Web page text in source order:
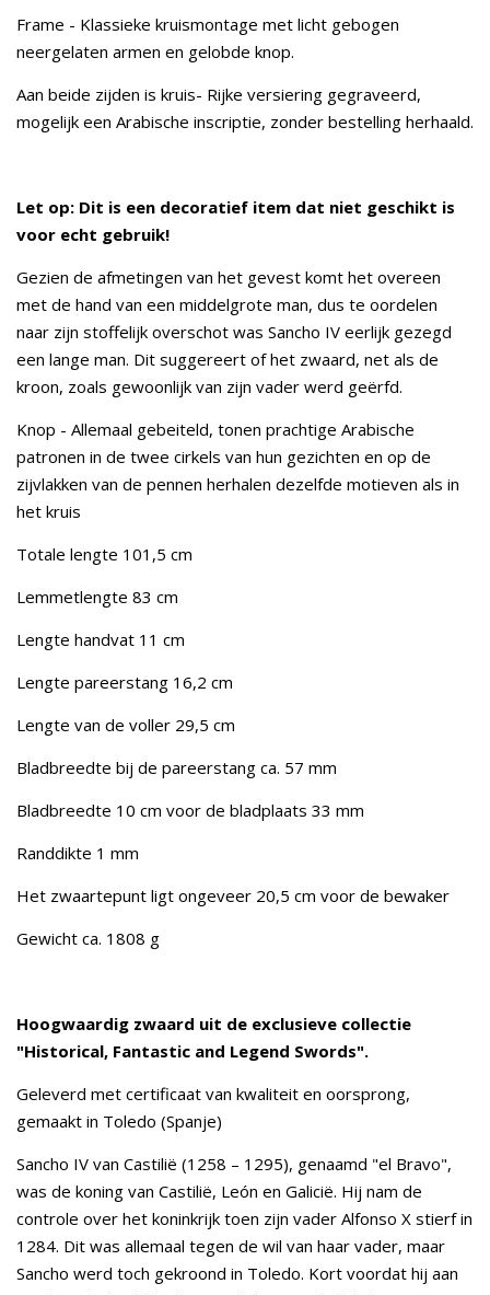
Frame - Klassieke kruismontage met licht gebogen
neergelaten armen en gelobde knop.
Aan beide zijden is kruis- Rijke versiering gegraveerd,
mogelijk een Arabische inscriptie, zonder bestelling herhaald.
Let op: Dit is een decoratief item dat niet geschikt is
voor echt gebruik!
Gezien de afmetingen van het gevest komt het overeen
met de hand van een middelgrote man, dus te oordelen
naar zijn stoffelijk overschot was Sancho IV eerlijk gezegd
een lange man. Dit suggereert of het zwaard, net als de
kroon, zoals gewoonlijk van zijn vader werd geërfd.
Knop - Allemaal gebeiteld, tonen prachtige Arabische
patronen in de twee cirkels van hun gezichten en op de
zijvlakken van de pennen herhalen dezelfde motieven als in
het kruis
Totale lengte 101,5 cm
Lemmetlengte 83 cm
Lengte handvat 11 cm
Lengte pareerstang 16,2 cm
Lengte van de voller 29,5 cm
Bladbreedte bij de pareerstang ca. 57 mm
Bladbreedte 10 cm voor de bladplaats 33 mm
Randdikte 1 mm
Het zwaartepunt ligt ongeveer 20,5 cm voor de bewaker
Gewicht ca. 1808 g
Hoogwaardig zwaard uit de exclusieve collectie
"Historical, Fantastic and Legend Swords".
Geleverd met certificaat van kwaliteit en oorsprong,
gemaakt in Toledo (Spanje)
Sancho IV van Castilië (1258 – 1295), genaamd "el Bravo",
was de koning van Castilië, León en Galicië. Hij nam de
controle over het koninkrijk toen zijn vader Alfonso X stierf in
1284. Dit was allemaal tegen de wil van haar vader, maar
Sancho werd toch gekroond in Toledo. Kort voordat hij aan